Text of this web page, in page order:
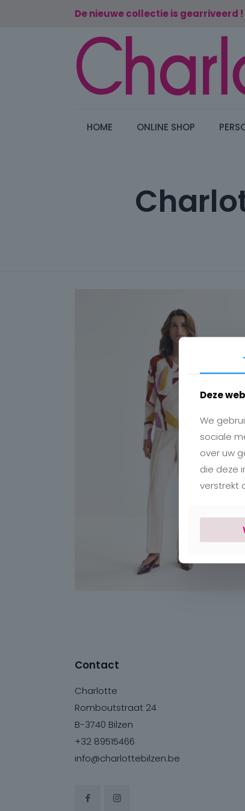
De nieuwe collectie is gearriveerd
HOME ONLINE SHOP
Contact
Charlotte
Romboutstraat 24
B-3740 Bilzen
+32 89515466
info@charlottebilzen.be
Deze
We
sociale
over uw
die deze
verstrekt